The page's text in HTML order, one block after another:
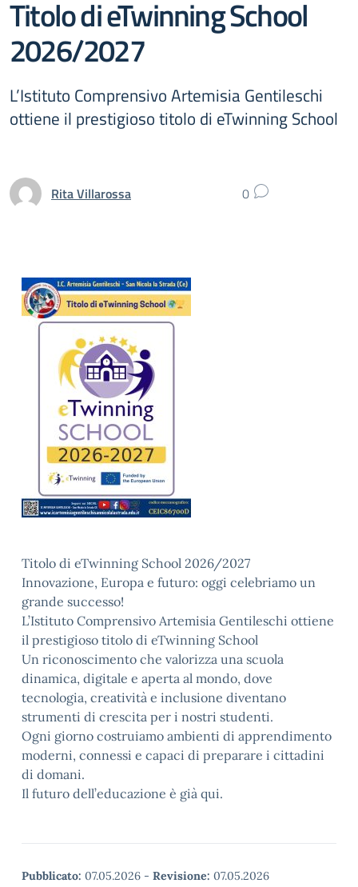
Titolo di eTwinning School
2026/2027
L’Istituto Comprensivo Artemisia Gentileschi
ottiene il prestigioso titolo di eTwinning School
Rita Villarossa 0
Titolo di eTwinning School 2026/2027
Innovazione, Europa e futuro: oggi celebriamo un
grande successo!
L’Istituto Comprensivo Artemisia Gentileschi ottiene
il prestigioso titolo di eTwinning School
Un riconoscimento che valorizza una scuola
dinamica, digitale e aperta al mondo, dove
tecnologia, creatività e inclusione diventano
strumenti di crescita per i nostri studenti.
Ogni giorno costruiamo ambienti di apprendimento
moderni, connessi e capaci di preparare i cittadini
di domani.
Il futuro dell’educazione è già qui.
Pubblicato: 07.05.2026 - Revisione: 07.05.2026